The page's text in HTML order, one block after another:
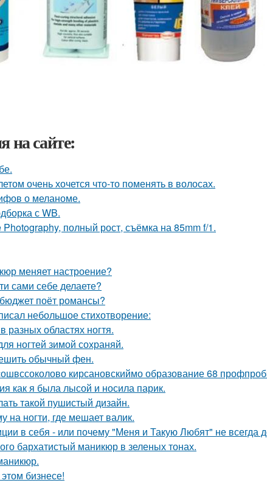
на сайте:
очень хочется что-то поменять в волосах.
о меланоме.
с WB.
полный рост, съёмка на 85mm f/1.
меняет настроение?
сами себе делаете?
поёт романсы?
небольшое стихотворение:
разных областях ногтя.
ногтей зимой сохраняй.
обычный фен.
кирсановскиймо образование 68
как я была лысой и носила парик.
такой пушистый дизайн.
на ногти, где мешает валик.
в себя - или почему "Меня и Такую Любят" не всегда
бархатистый маникюр в зеленых тонах.
бизнесе!